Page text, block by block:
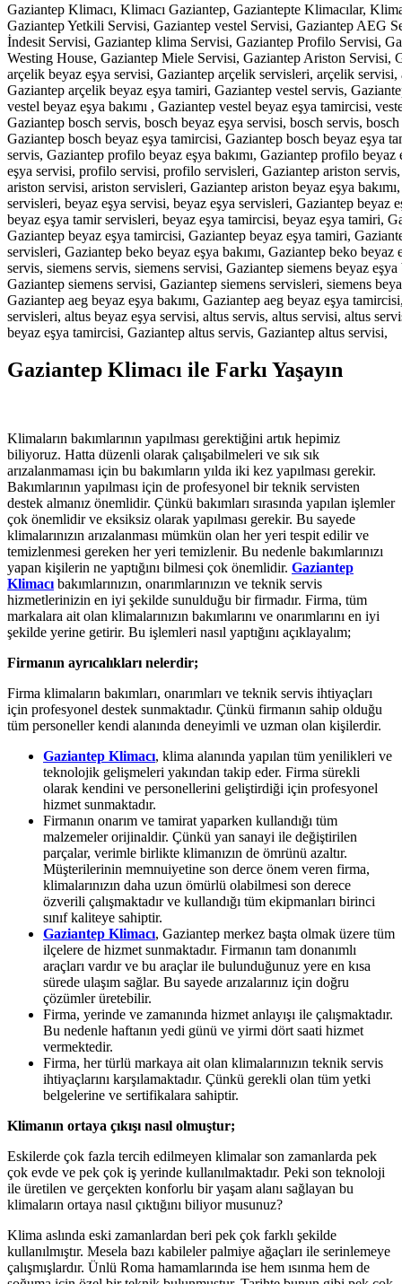
Gaziantep Klimacı, Klimacı Gaziantep, Gaziantepte Klimacılar,
Gaziantep Yetkili Servisi, Gaziantep vestel Servisi, Gaziantep AEG
İndesit Servisi, Gaziantep klima Servisi, Gaziantep Profilo Servisi,
Westing House, Gaziantep Miele Servisi, Gaziantep Ariston Servisi,
arçelik beyaz eşya servisi, Gaziantep arçelik servisleri, arçelik
Gaziantep arçelik beyaz eşya tamiri, Gaziantep vestel servis,
vestel beyaz eşya bakımı , Gaziantep vestel beyaz eşya tamircisi,
Gaziantep bosch servis, bosch beyaz eşya servisi, bosch servis,
Gaziantep bosch beyaz eşya tamircisi, Gaziantep bosch beyaz
servis, Gaziantep profilo beyaz eşya bakımı, Gaziantep profilo
eşya servisi, profilo servisi, profilo servisleri, Gaziantep ariston
ariston servisi, ariston servisleri, Gaziantep ariston beyaz eşya
servisleri, beyaz eşya servisi, beyaz eşya servisleri, Gaziantep beyaz
beyaz eşya tamir servisleri, beyaz eşya tamircisi, beyaz eşya tamiri,
Gaziantep beyaz eşya tamircisi, Gaziantep beyaz eşya tamiri,
servisleri, Gaziantep beko beyaz eşya bakımı, Gaziantep beko
servis, siemens servis, siemens servisi, Gaziantep siemens beyaz
Gaziantep siemens servisi, Gaziantep siemens servisleri, siemens
Gaziantep aeg beyaz eşya bakımı, Gaziantep aeg beyaz eşya
servisleri, altus beyaz eşya servisi, altus servis, altus servisi, altus
beyaz eşya tamircisi, Gaziantep altus servis, Gaziantep altus servisi,
Gaziantep Klimacı ile Farkı Yaşayın
Klimaların bakımlarının yapılması gerektiğini artık hepimiz
biliyoruz. Hatta düzenli olarak çalışabilmeleri ve sık sık
arızalanmaması için bu bakımların yılda iki kez yapılması gerekir.
Bakımlarının yapılması için de profesyonel bir teknik servisten
destek almanız önemlidir. Çünkü bakımları sırasında yapılan işlemler
çok önemlidir ve eksiksiz olarak yapılması gerekir. Bu sayede
klimalarınızın arızalanması mümkün olan her yeri tespit edilir ve
temizlenmesi gereken her yeri temizlenir. Bu nedenle bakımlarınızı
yapan kişilerin ne yaptığını bilmesi çok önemlidir. Gaziantep
Klimacı bakımlarınızın, onarımlarınızın ve teknik servis
hizmetlerinizin en iyi şekilde sunulduğu bir firmadır. Firma, tüm
markalara ait olan klimalarınızın bakımlarını ve onarımlarını en iyi
şekilde yerine getirir. Bu işlemleri nasıl yaptığını açıklayalım;
Firmanın ayrıcalıkları nelerdir;
Firma klimaların bakımları, onarımları ve teknik servis ihtiyaçları
için profesyonel destek sunmaktadır. Çünkü firmanın sahip olduğu
tüm personeller kendi alanında deneyimli ve uzman olan kişilerdir.
Gaziantep Klimacı, klima alanında yapılan tüm yenilikleri ve
teknolojik gelişmeleri yakından takip eder. Firma sürekli
olarak kendini ve personellerini geliştirdiği için profesyonel
hizmet sunmaktadır.
Firmanın onarım ve tamirat yaparken kullandığı tüm
malzemeler orijinaldir. Çünkü yan sanayi ile değiştirilen
parçalar, verimle birlikte klimanızın de ömrünü azaltır.
Müşterilerinin memnuiyetine son derce önem veren firma,
klimalarınızın daha uzun ömürlü olabilmesi son derece
özverili çalışmaktadır ve kullandığı tüm ekipmanları birinci
sınıf kaliteye sahiptir.
Gaziantep Klimacı, Gaziantep merkez başta olmak üzere tüm
ilçelere de hizmet sunmaktadır. Firmanın tam donanımlı
araçları vardır ve bu araçlar ile bulunduğunuz yere en kısa
sürede ulaşım sağlar. Bu sayede arızalarınız için doğru
çözümler üretebilir.
Firma, yerinde ve zamanında hizmet anlayışı ile çalışmaktadır.
Bu nedenle haftanın yedi günü ve yirmi dört saati hizmet
vermektedir.
Firma, her türlü markaya ait olan klimalarınızın teknik servis
ihtiyaçlarını karşılamaktadır. Çünkü gerekli olan tüm yetki
belgelerine ve sertifikalara sahiptir.
Klimanın ortaya çıkışı nasıl olmuştur;
Eskilerde çok fazla tercih edilmeyen klimalar son zamanlarda pek
çok evde ve pek çok iş yerinde kullanılmaktadır. Peki son teknoloji
ile üretilen ve gerçekten konforlu bir yaşam alanı sağlayan bu
klimaların ortaya nasıl çıktığını biliyor musunuz?
Klima aslında eski zamanlardan beri pek çok farklı şekilde
kullanılmıştır. Mesela bazı kabileler palmiye ağaçları ile serinlemeye
çalışmışlardır. Ünlü Roma hamamlarında ise hem ısınma hem de